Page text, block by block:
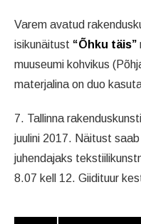
Varem avatud
isikunäitust “Õhku täis”
muuseumi kohvikus
materjalina on duo
7. Tallinna
juulini 2017. Näitust
juhendajaks
8.07 kell 12. Giidituur